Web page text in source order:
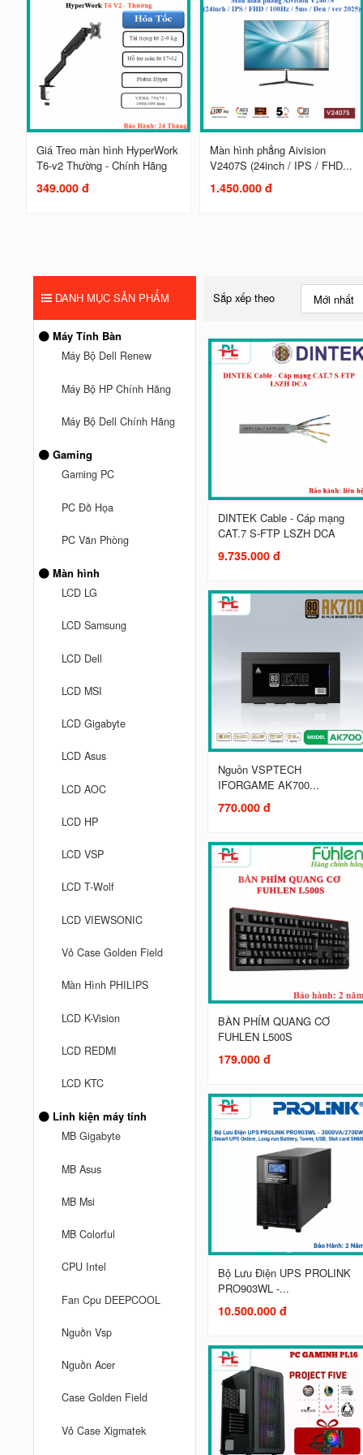
Giá Treo màn hình HyperWork
T6-v2 Thường - Chính Hãng
349.000 đ
Màn hình phẳng Aivision
V2407S (24inch / IPS / FHD...
1.450.000 đ
DANH MỤC SẢN PHẨM
Máy Tính Bàn
Máy Bộ Dell Renew
Máy Bộ HP Chính Hãng
Máy Bộ Dell Chính Hãng
Gaming
Gaming PC
PC Đồ Họa
PC Văn Phòng
Màn hình
LCD LG
LCD Samsung
LCD Dell
LCD MSI
LCD Gigabyte
LCD Asus
LCD AOC
LCD HP
LCD VSP
LCD T-Wolf
LCD VIEWSONIC
Vỏ Case Golden Field
Màn Hình PHILIPS
LCD K-Vision
LCD REDMI
LCD KTC
Linh kiện máy tính
MB Gigabyte
MB Asus
MB Msi
MB Colorful
CPU Intel
Fan Cpu DEEPCOOL
Nguồn Vsp
Nguồn Acer
Case Golden Field
Vỏ Case Xigmatek
Sắp xếp theo Mới nhất
DINTEK Cable - Cáp mạng
CAT.7 S-FTP LSZH DCA
9.735.000 đ
Nguồn VSPTECH
IFORGAME AK700...
770.000 đ
BÀN PHÍM QUANG CƠ
FUHLEN L500S
179.000 đ
Bộ Lưu Điện UPS PROLINK
PRO903WL -...
10.500.000 đ